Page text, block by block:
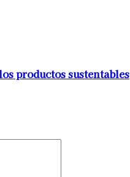
productos sustentables